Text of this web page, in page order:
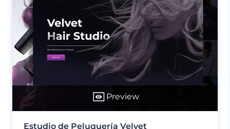
Preview
Estudio de Peluquería Velvet